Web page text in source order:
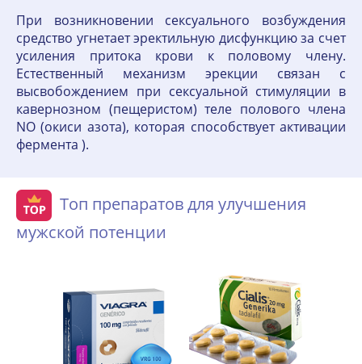
При возникновении сексуального возбуждения
средство угнетает эректильную дисфункцию за счет
усиления притока крови к половому члену.
Естественный механизм эрекции связан с
высвобождением при сексуальной стимуляции в
кавернозном (пещеристом) теле полового члена
NO (окиси азота), которая способствует активации
фермента ).
Топ препаратов для улучшения
мужской потенции